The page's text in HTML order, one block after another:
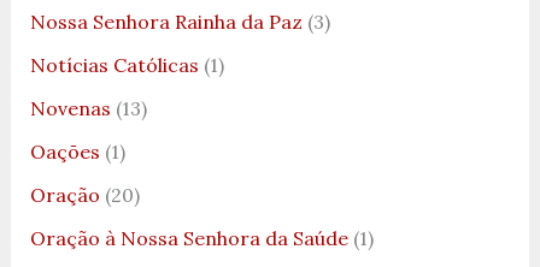
Nossa Senhora Rainha da Paz (3)
Notícias Católicas (1)
Novenas (13)
Oações (1)
Oração (20)
Oração à Nossa Senhora da Saúde(1)